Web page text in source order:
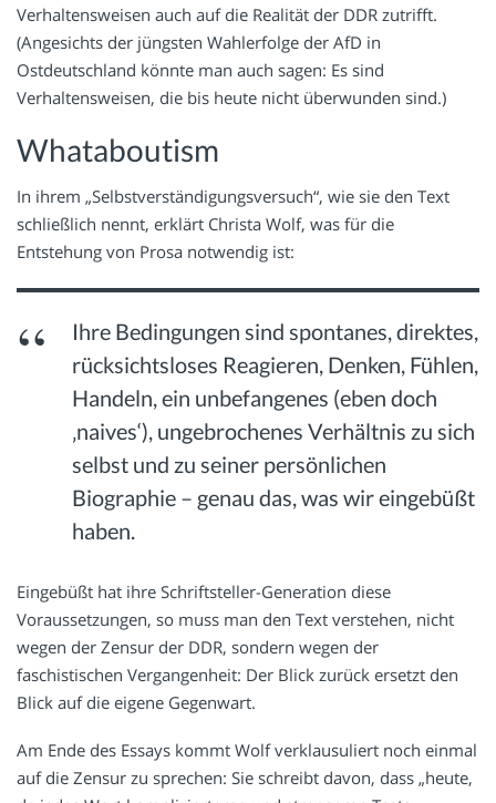
Verhaltensweisen auch auf die Realität der DDR zutrifft.
(Angesichts der jüngsten Wahlerfolge der AfD in
Ostdeutschland könnte man auch sagen: Es sind
Verhaltensweisen, die bis heute nicht überwunden sind.)
Whataboutism
In ihrem „Selbstverständigungsversuch“, wie sie den Text
schließlich nennt, erklärt Christa Wolf, was für die
Entstehung von Prosa notwendig ist:
Ihre Bedingungen sind spontanes, direktes,
rücksichtsloses Reagieren, Denken, Fühlen,
Handeln, ein unbefangenes (eben doch
‚naives‘), ungebrochenes Verhältnis zu sich
selbst und zu seiner persönlichen
Biographie – genau das, was wir eingebüßt
haben.
Eingebüßt hat ihre Schriftsteller-Generation diese
Voraussetzungen, so muss man den Text verstehen, nicht
wegen der Zensur der DDR, sondern wegen der
faschistischen Vergangenheit: Der Blick zurück ersetzt den
Blick auf die eigene Gegenwart.
Am Ende des Essays kommt Wolf verklausuliert noch einmal
auf die Zensur zu sprechen: Sie schreibt davon, dass „heute,